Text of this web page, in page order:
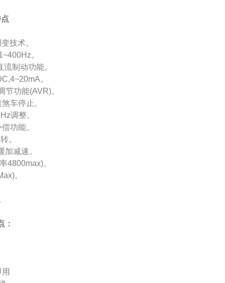
技术。
。
制动功能。
。
节功能(AVR)。
车停止。
调整。
功能。
。
加减速。
4800max)。
。
：